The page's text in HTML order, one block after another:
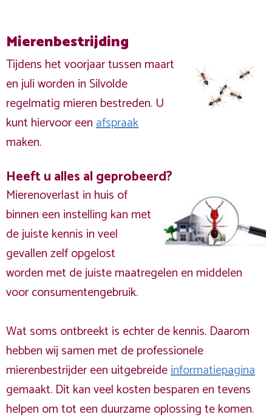
Mierenbestrijding
Tijdens het voorjaar tussen maart
en juli worden in Silvolde
regelmatig mieren bestreden. U
kunt hiervoor eenafspraak
maken.
Heeft u alles al geprobeerd?
Mierenoverlast in huis of
binnen een instelling kan met
de juiste kennis in veel
gevallen zelf opgelost
worden met de juiste maatregelen en middelen
voor consumentengebruik.
Wat soms ontbreekt is echter de kennis. Daarom
hebben wij samen met de professionele
mierenbestrijder een uitgebreideinformatiepagina
gemaakt. Dit kan veel kosten besparen en tevens
helpen om tot een duurzame oplossing te komen.